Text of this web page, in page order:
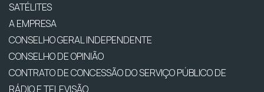
SATÉLITES
A EMPRESA
CONSELHO GERAL INDEPENDENTE
CONSELHO DE OPINIÃO
CONTRATO DE CONCESSÃO DO SERVIÇO PÚBLICO DE
RÁDIO E TELEVISÃO